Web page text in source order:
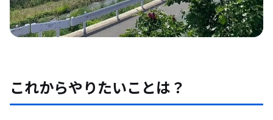
これからやりたいことは？